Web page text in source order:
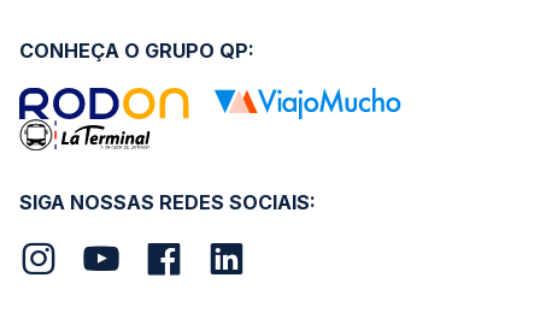
SIGA NOSSAS REDES SOCIAIS:
CONHEÇA O GRUPO QP: